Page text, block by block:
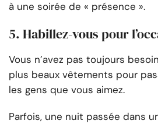
à une soirée de « présence ».
5. Habillez-vous pour
Vous n’avez pas toujours
plus beaux vêtements pour
les gens que vous aimez.
Parfois, une nuit passée dans